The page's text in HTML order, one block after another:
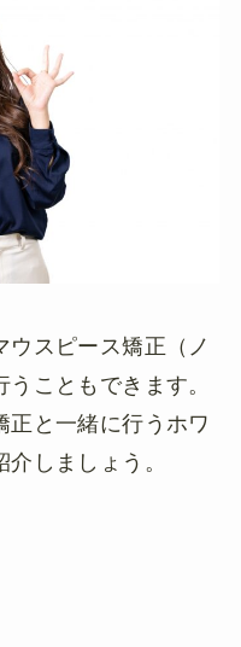
ウスピース矯正（ノ
こともできます。
正と一緒に行うホワ
しましょう。